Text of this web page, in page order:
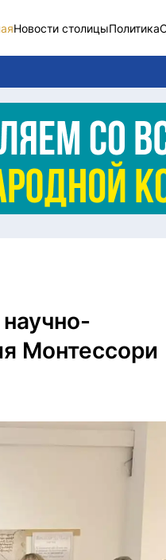
Новости столицыПолитика
Монтессори